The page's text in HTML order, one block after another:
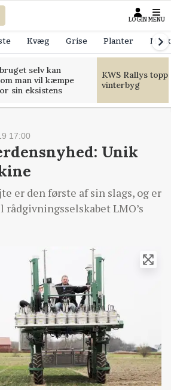
LOGIN MENU
Kvæg Grise Planter
selv kan
man vil kæmpe
sin eksistens
KWS Rallys
vinterbyg
17:00
Unik
er den første af sin slags, og er
LMO’s